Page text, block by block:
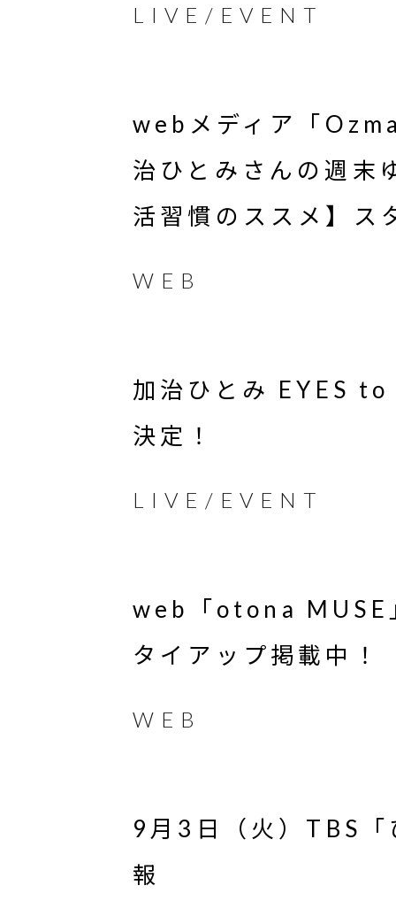
LIVE/EVENT
webメディア「
治ひとみさんの週末
活習慣のススメ】ス
WEB
加治ひとみ EYES
決定！
LIVE/EVENT
web「otona
タイアップ掲載中！
WEB
9月3日（火）TBS
報